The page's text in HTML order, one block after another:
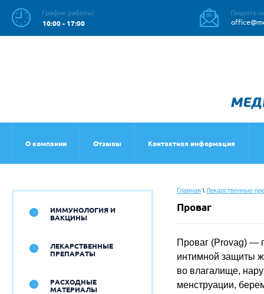
График работы:
10:00 - 17:00
Пишите
О компании Отзывы Контактная информация
ИММУНОЛОГИЯ И
ВАКЦИНЫ
ЛЕКАРСТВЕННЫЕ
ПРЕПАРАТЫ
РАСХОДНЫЕ
МАТЕРИАЛЫ
Главная \ Лекарственные
Проваг
Проваг (Provag) —
интимной защиты
во влагалище,
менструации,